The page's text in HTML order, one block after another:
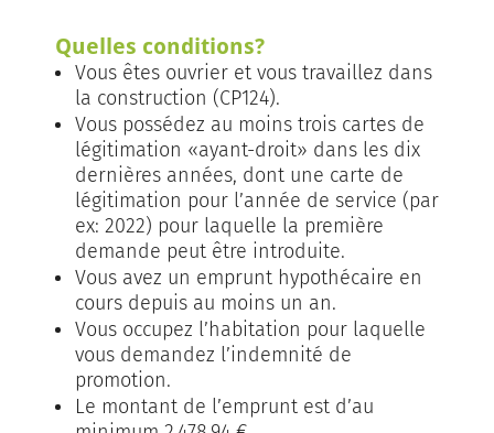
Quelles conditions?
Vous êtes ouvrier et vous travaillez dans
la construction (CP124).
Vous possédez au moins trois cartes de
légitimation «ayant-droit» dans les dix
dernières années, dont une carte de
légitimation pour l’année de service (par
ex: 2022) pour laquelle la première
demande peut être introduite.
Vous avez un emprunt hypothécaire en
cours depuis au moins un an.
Vous occupez l’habitation pour laquelle
vous demandez l’indemnité de
promotion.
Le montant de l’emprunt est d’au